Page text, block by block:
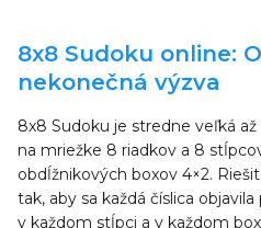
8x8 Sudoku online:
nekonečná výzva
8x8 Sudoku je stredne veľká
na mriežke 8 riadkov a 8
obdĺžnikových boxov 4×2.
tak, aby sa každá číslica
v každom stĺpci a v každom